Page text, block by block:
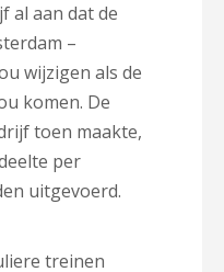
al aan dat de
–
wijzigen als de
komen. De
toen maakte,
per
uitgevoerd.
treinen